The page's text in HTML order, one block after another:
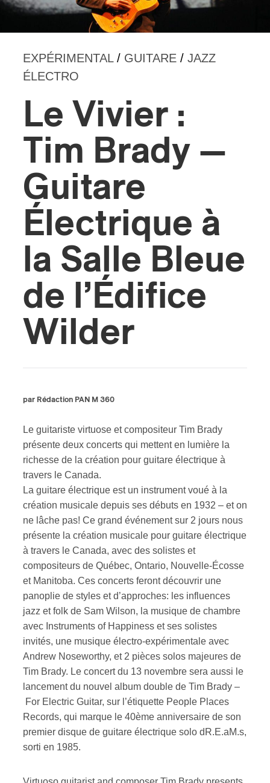
EXPÉRIMENTAL/ GUITARE / JAZZ
ÉLECTRO
Le Vivier :
Tim Brady —
Guitare
Électrique à
la Salle Bleue
de l’Édifice
Wilder
par Rédaction PAN M 360
Le guitariste virtuose et compositeur Tim Brady
présente deux concerts qui mettent en lumière la
richesse de la création pour guitare électrique à
travers le Canada.
La guitare électrique est un instrument voué à la
création musicale depuis ses débuts en 1932 – et on
ne lâche pas! Ce grand événement sur 2 jours nous
présente la création musicale pour guitare électrique
à travers le Canada, avec des solistes et
compositeurs de Québec, Ontario, Nouvelle-Écosse
et Manitoba. Ces concerts feront découvrir une
panoplie de styles et d’approches: les influences
jazz et folk de Sam Wilson, la musique de chambre
avec Instruments of Happiness et ses solistes
invités, une musique électro-expérimentale avec
Andrew Noseworthy, et 2 pièces solos majeures de
Tim Brady. Le concert du 13 novembre sera aussi le
lancement du nouvel album double de Tim Brady –
For Electric Guitar, sur l’étiquette People Places
Records, qui marque le 40ème anniversaire de son
premier disque de guitare électrique solo dR.E.aM.s,
sorti en 1985.